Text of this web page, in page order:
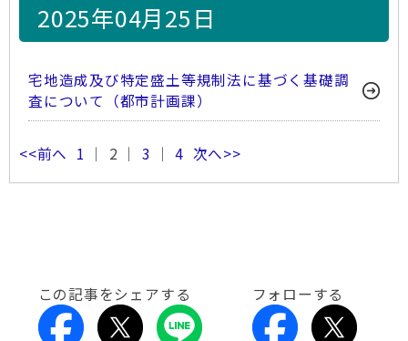
2025年04月25日
宅地造成及び特定盛土等規制法に基づく基礎調
査について（都市計画課）
<<前へ 1 ｜ 2 ｜3 ｜4 次へ>>
この記事をシェアする フォローする